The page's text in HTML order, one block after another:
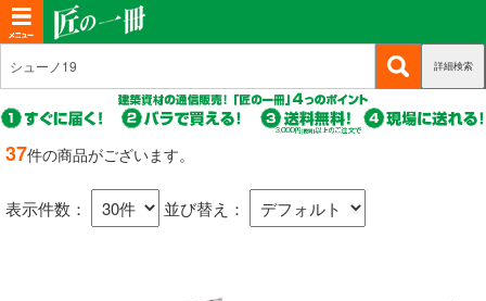
T
o
g
g
l
n
新規会員登録
u
r
e
t)
ログイン
(c
r
r
e
n
u
r
商品カテゴリから選ぶ
詳細検索
37件の商品がございます。
表示件数： 並び替え：